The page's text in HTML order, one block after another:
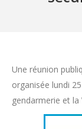
Une réunion
organisée lundi
gendarmerie et la